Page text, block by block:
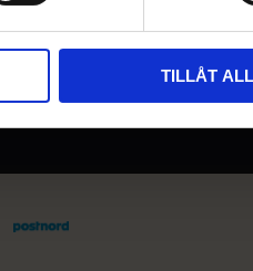
TILLÅT
Dina